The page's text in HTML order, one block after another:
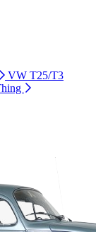
VW T25/T3